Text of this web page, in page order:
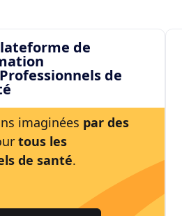
de
de
imaginées par des
tous les
de santé.